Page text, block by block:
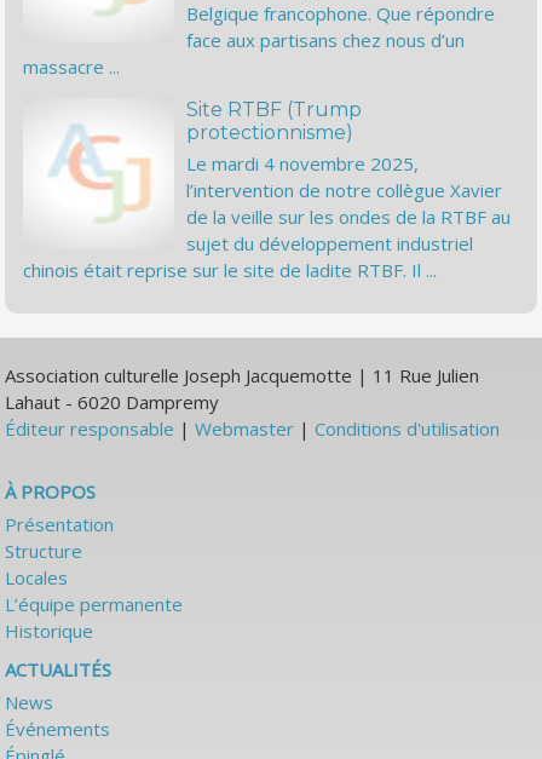
Belgique francophone. Que répondre
face aux partisans chez nous d’un
massacre ...
Site RTBF (Trump
protectionnisme)
Le mardi 4 novembre 2025,
l’intervention de notre collègue Xavier
de la veille sur les ondes de la RTBF au
sujet du développement industriel
chinois était reprise sur le site de ladite RTBF. Il ...
Association culturelle Joseph Jacquemotte | 11 Rue Julien
Lahaut - 6020 Dampremy
Éditeur responsable |Webmaster |Conditions d'utilisation
À PROPOS
Présentation
Structure
Locales
L’équipe permanente
Historique
ACTUALITÉS
News
Événements